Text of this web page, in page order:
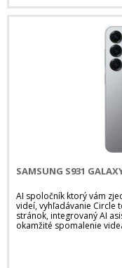
SAMSUNG S931
AI spoločník ktorý vám
videí, vyhľadávanie Circle
stránok, integrovaný AI
okamžité spomalenie